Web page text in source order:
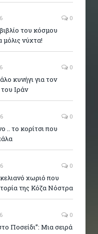
0
του κόσμου
μόλις νύχτα!
0
κυνήγι για τον
Ιράν
0
.. το κορίτσι που
0
χωριό που
της Κόζα Νόστρα
0
Ποσείδι”: Μια σειρά